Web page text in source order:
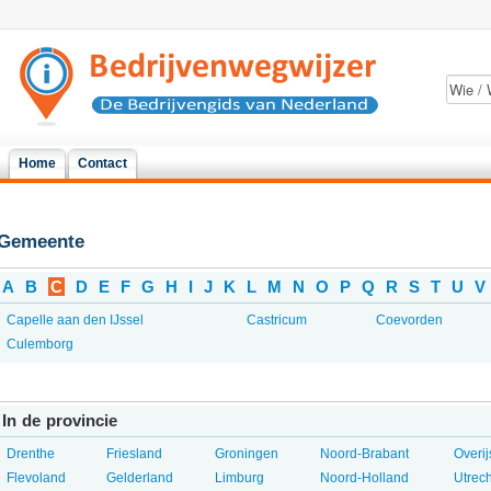
Home Contact
A B C D E F G H I J K L M N O P Q R S T U V
Capelle aan den IJssel
Culemborg
Castricum Coevorden
In de provincie
Drenthe
Flevoland
Friesland
Gelderland
Groningen
Limburg
Noord-Brabant
Noord-Holland